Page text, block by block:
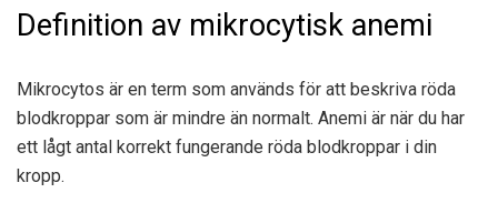
Definition av mikrocytisk anemi
Mikrocytos är en term som används för att beskriva röda
blodkroppar som är mindre än normalt. Anemi är när du har
ett lågt antal korrekt fungerande röda blodkroppar i din
kropp.